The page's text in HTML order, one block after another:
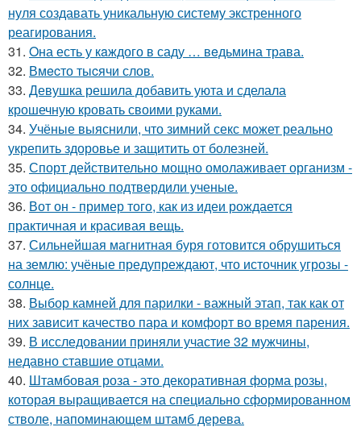
нуля создавать уникальную систему экстренного
реагирования.
31. Oна есть у кaждого в саду … вeдьмина трава.
32. Вмecто тыcячи слов.
33. Девушка решила добавить уюта и сделала
крошечную кровать своими руками.
34. Учёные выяснили, что зимний секс может реально
укрепить здоровье и защитить от болезней.
35. Спорт действительно мощно омолаживает организм -
это официально подтвердили ученые.
36. Вот он - пример того, как из идеи рождается
практичная и красивая вещь.
37. Сильнейшая магнитная буря готовится обрушиться
на землю: учёные предупреждают, что источник угрозы -
солнце.
38. Выбор камней для парилки - важный этап, так как от
них зависит качество пара и комфорт во время парения.
39. В исследовании приняли участие 32 мужчины,
недавно ставшие отцами.
40. Штамбовая роза - это декоративная форма розы,
которая выращивается на специально сформированном
стволе, напоминающем штамб дерева.